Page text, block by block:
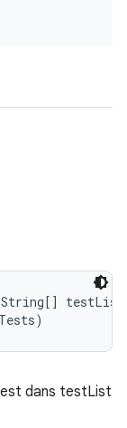
(String[]
dans testList